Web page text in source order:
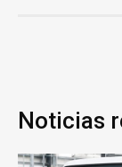
Noticias